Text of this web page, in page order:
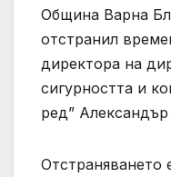
Община Варна
отстранил
директора на
сигурността и
ред”
Отстраняването